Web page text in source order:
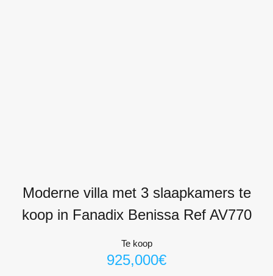
Moderne villa met 3 slaapkamers te
koop in Fanadix Benissa Ref AV770
Te koop
925,000€